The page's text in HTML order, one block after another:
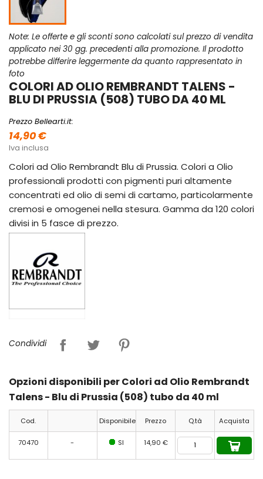
Note: Le offerte e gli sconti sono calcolati sul prezzo di vendita
applicato nei 30 gg. precedenti alla promozione. Il prodotto
potrebbe differire leggermente da quanto rappresentato in
foto
COLORI AD OLIO REMBRANDT TALENS -
BLU DI PRUSSIA (508) TUBO DA 40 ML
Prezzo Bellearti.it:
14,90 €
Iva inclusa
Colori ad Olio Rembrandt Blu di Prussia. Colori a Olio
professionali prodotti con pigmenti puri altamente
concentrati ed olio di semi di cartamo, particolarmente
cremosi e omogenei nella stesura. Gamma da 120 colori
divisi in 5 fasce di prezzo.
Condividi
Opzioni disponibili per Colori ad Olio Rembrandt
Talens - Blu di Prussia (508) tubo da 40 ml
Cod. Disponibile Prezzo Q.tà Acquista
70470 - SI 14,90 €